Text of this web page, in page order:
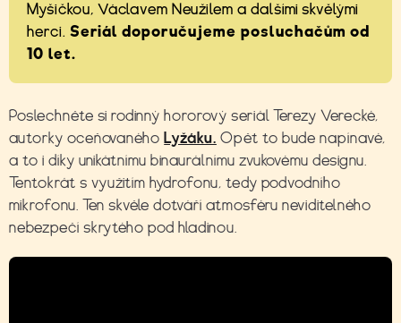
Myšičkou, Václavem Neužilem a dalšími skvělými
herci. Seriál doporučujeme posluchačům od
10 let.
Poslechněte si rodinný hororový seriál Terezy Verecké,
autorky oceňovaného Lyžáku. Opět to bude napínavé,
a to i díky unikátnímu binaurálnímu zvukovému designu.
Tentokrát s využitím hydrofonu, tedy podvodního
mikrofonu. Ten skvěle dotváří atmosféru neviditelného
nebezpečí skrytého pod hladinou.